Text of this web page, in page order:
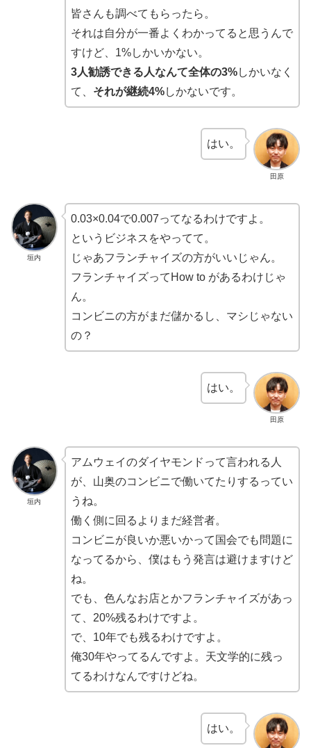
皆さんも調べてもらったら。
それは自分が一番よくわかってると思うんで
すけど、1%しかいかない。
3人勧誘できる人なんて全体の3%しかいなく
て、 それが継続4%しかないです。
田原
はい。
垣内
0.03×0.04で0.007ってなるわけですよ。
というビジネスをやってて。
じゃあフランチャイズの方がいいじゃん。
フランチャイズってHow to があるわけじゃ
ん。
コンビニの方がまだ儲かるし、マシじゃない
の？
田原
はい。
垣内
アムウェイのダイヤモンドって言われる人
が、山奥のコンビニで働いてたりするってい
うね。
働く側に回るよりまだ経営者。
コンビニが良いか悪いかって国会でも問題に
なってるから、僕はもう発言は避けますけど
ね。
でも、色んなお店とかフランチャイズがあっ
て、20%残るわけですよ。
で、10年でも残るわけですよ。
俺30年やってるんですよ。天文学的に残っ
てるわけなんですけどね。
はい。